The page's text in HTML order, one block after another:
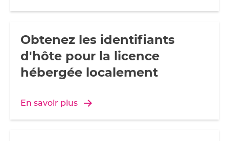
Obtenez les identifiants
d'hôte pour la licence
hébergée localement
En savoir plus